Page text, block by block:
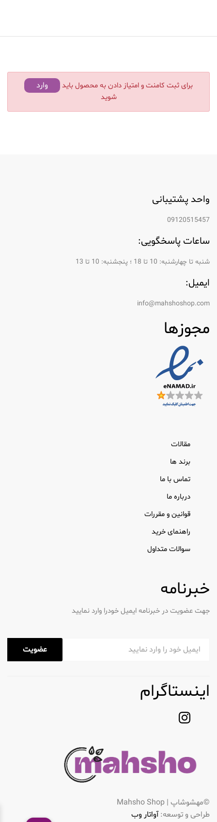
برای ثبت کامنت و امتیاز دادن به محصول باید وارد
شوید
واحد پشتیبانی
09120515457
ساعات پاسخگویی:
شنبه تا چهارشنبه: 10 تا 18 ؛ پنجشنبه: 10 تا 13
ایمیل:
info@mahshoshop.com
مجوزها
مقالات
برند ها
تماس با ما
درباره ما
قوانین و مقررات
راهنمای خرید
سوالات متداول
خبرنامه
جهت عضویت در خبرنامه ایمیل خودرا وارد نمایید
عضویت
اینستاگرام
©مهشوشاپ | Mahsho Shop
طراحی و توسعه:آواتار وب